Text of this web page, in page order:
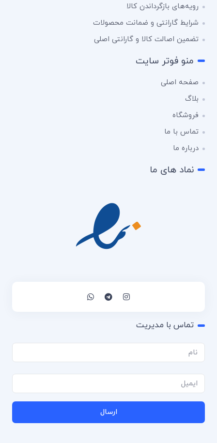
رویه‌های بازگرداندن کالا
شرایط گارانتی و ضمانت محصولات
تضمین اصالت کالا و گارانتی اصلی
منو فوتر سایت
صفحه اصلی
بلاگ
فروشگاه
تماس با ما
درباره ما
نماد های ما
تماس با مدیریت
ارسال